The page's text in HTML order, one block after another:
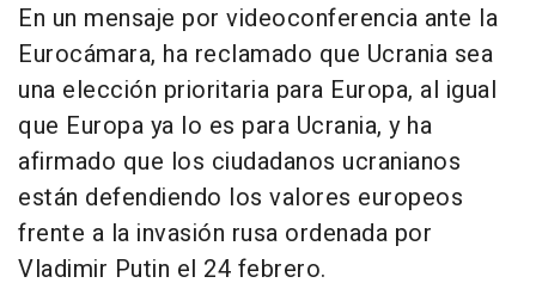
En un mensaje por videoconferencia ante la
Eurocámara, ha reclamado que Ucrania sea
una elección prioritaria para Europa, al igual
que Europa ya lo es para Ucrania, y ha
afirmado que los ciudadanos ucranianos
están defendiendo los valores europeos
frente a la invasión rusa ordenada por
Vladimir Putin el 24 febrero.